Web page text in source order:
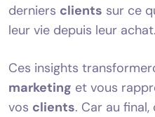
derniers clients sur ce
leur vie depuis leur achat.
Ces insights
marketing et vous
vos clients. Car au